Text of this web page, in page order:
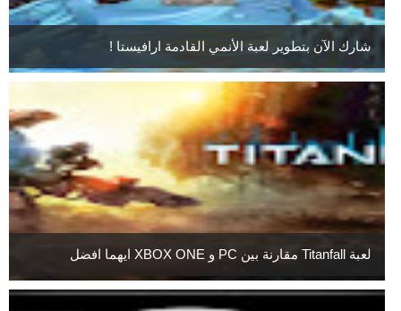
شارك الآن بتطوير لعبة الأنمي القادمة ارافيستا !
لعبة Titanfall مقارنة بين PC و XBOX ONE ايهما افضل